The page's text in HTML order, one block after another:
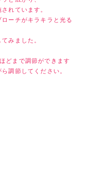
れています。
ーチがキラキラと光る
みました。
どまで調節ができます
調節してください。